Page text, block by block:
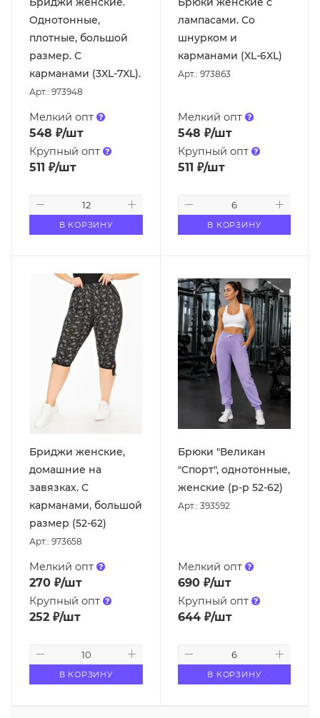
Однотонные,
плотные, большой
размер. С
карманами (3XL-7XL).
Арт.: 973948
Мелкий опт
548 ₽/шт
Крупный опт
511 ₽/шт
В КОРЗИНУ
лампасами. Со
шнурком и
карманами (XL-6XL)
Арт.: 973863
Мелкий опт
548 ₽/шт
Крупный опт
511 ₽/шт
В КОРЗИНУ
Бриджи женские,
домашние на
завязках. С
карманами, большой
размер (52-62)
Арт.: 973658
Мелкий опт
270 ₽/шт
Крупный опт
252 ₽/шт
В КОРЗИНУ
Брюки "Великан
"Спорт", однотонные,
женские (р-р 52-62)
Арт.: 393592
Мелкий опт
690₽/шт
Крупный опт
644₽/шт
В КОРЗИНУ